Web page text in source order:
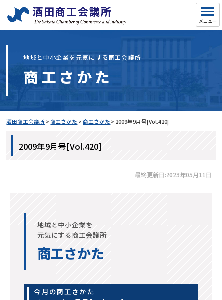
地域と中小企業を元気にする商工会議所
商工さかた
酒田商工会議所 >商工さかた >商工さかた > 2009年9月号[Vol.420]
2009年9月号[Vol.420]
最終更新日:2023年05月11日
地域と中小企業を
元気にする商工会議所
商工さかた
今月の商工さかた